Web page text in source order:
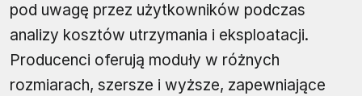
pod uwagę przez użytkowników podczas
analizy kosztów utrzymania i eksploatacji.
Producenci oferują moduły w różnych
rozmiarach, szersze i wyższe, zapewniające